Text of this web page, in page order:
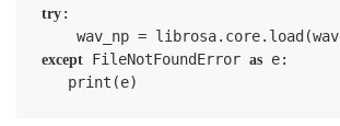
try :
wav_np =
except FileNotFoundError as e:
   print(e)